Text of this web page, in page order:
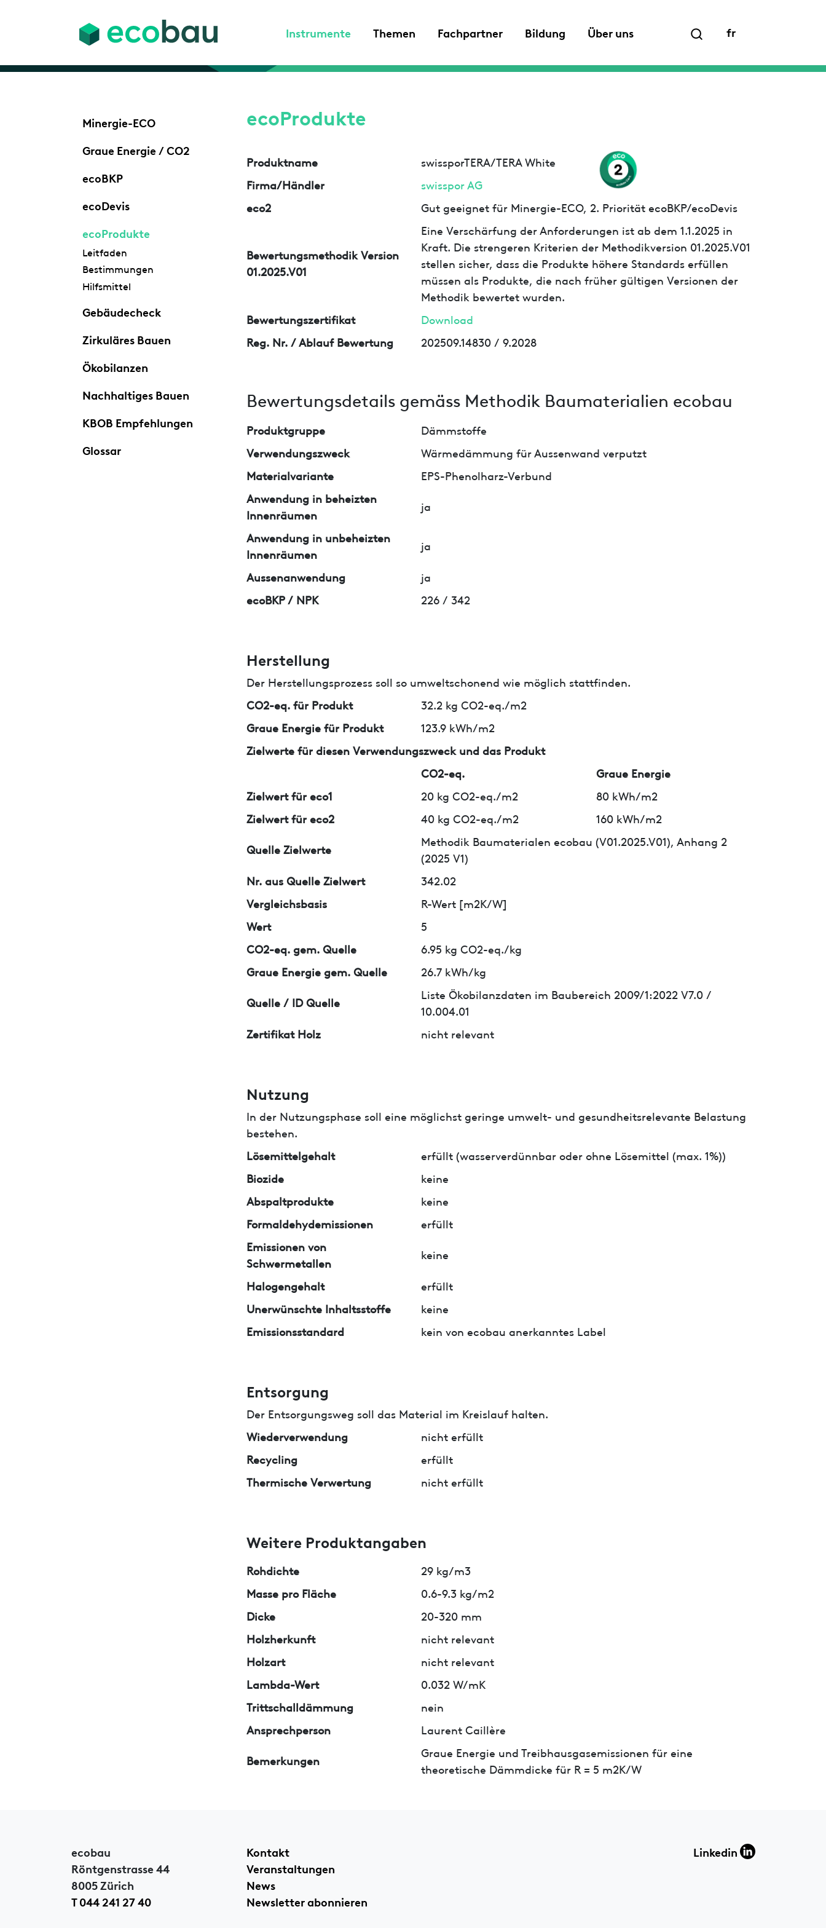
Instrumente Themen Fachpartner Bildung Über uns fr
Minergie-ECO
Graue Energie / CO2
ecoBKP
ecoDevis
ecoProdukte
Leitfaden
Bestimmungen
Hilfsmittel
Gebäudecheck
Zirkuläres Bauen
Ökobilanzen
Nachhaltiges Bauen
KBOB Empfehlungen
Glossar
ecoProdukte
Produktname
swissporTERA/TERA White
Firma/Händler
swisspor AG
eco2
Gut geeignet für Minergie-ECO, 2. Priorität ecoBKP/ecoDevis
Bewertungsmethodik Version
01.2025.V01
Eine Verschärfung der Anforderungen ist ab dem 1.1.2025 in
Kraft. Die strengeren Kriterien der Methodikversion 01.2025.V01
stellen sicher, dass die Produkte höhere Standards erfüllen
müssen als Produkte, die nach früher gültigen Versionen der
Methodik bewertet wurden.
Bewertungszertifikat
Download
Reg. Nr. / Ablauf Bewertung
202509.14830 / 9.2028
Bewertungsdetails gemäss Methodik Baumaterialien ecobau
Produktgruppe
Dämmstoffe
Verwendungszweck
Wärmedämmung für Aussenwand verputzt
Materialvariante
EPS-Phenolharz-Verbund
Anwendung in beheizten
Innenräumen
ja
Anwendung in unbeheizten
Innenräumen
ja
Aussenanwendung
ja
ecoBKP / NPK
226 / 342
Herstellung
Der Herstellungsprozess soll so umweltschonend wie möglich stattfinden.
CO2-eq. für Produkt
32.2 kg CO2-eq./m2
Graue Energie für Produkt
123.9 kWh/m2
Zielwerte für diesen Verwendungszweck und das Produkt
CO2-eq.
Graue Energie
Zielwert für eco1
20 kg CO2-eq./m2
80 kWh/m2
Zielwert für eco2
40 kg CO2-eq./m2 160 kWh/m2
Quelle Zielwerte
Methodik Baumaterialen ecobau (V01.2025.V01), Anhang 2
(2025 V1)
Nr. aus Quelle Zielwert
342.02
Vergleichsbasis
R-Wert [m2K/W]
Wert
5
CO2-eq. gem. Quelle
6.95 kg CO2-eq./kg
Graue Energie gem. Quelle
26.7 kWh/kg
Quelle / ID Quelle
Liste Ökobilanzdaten im Baubereich 2009/1:2022 V7.0 /
10.004.01
Zertifikat Holz
nicht relevant
Nutzung
In der Nutzungsphase soll eine möglichst geringe umwelt- und gesundheitsrelevante Belastung
bestehen.
Lösemittelgehalt
erfüllt (wasserverdünnbar oder ohne Lösemittel (max. 1%))
Biozide
keine
Abspaltprodukte
keine
Formaldehydemissionen
erfüllt
Emissionen von
Schwermetallen
keine
Halogengehalt
erfüllt
Unerwünschte Inhaltsstoffe
keine
Emissionsstandard
kein von ecobau anerkanntes Label
Entsorgung
Der Entsorgungsweg soll das Material im Kreislauf halten.
Wiederverwendung
nicht erfüllt
Recycling
erfüllt
Thermische Verwertung
nicht erfüllt
Weitere Produktangaben
Rohdichte
29 kg/m3
Masse pro Fläche
0.6-9.3 kg/m2
Dicke
20-320 mm
Holzherkunft
nicht relevant
Holzart
nicht relevant
Lambda-Wert
0.032 W/mK
Trittschalldämmung
nein
Ansprechperson
Laurent Caillère
Bemerkungen
Graue Energie und Treibhausgasemissionen für eine
theoretische Dämmdicke für R = 5 m2K/W
ecobau
Röntgenstrasse 44
8005 Zürich
T 044 241 27 40
Kontakt
Veranstaltungen
News
Newsletter abonnieren
Linkedin